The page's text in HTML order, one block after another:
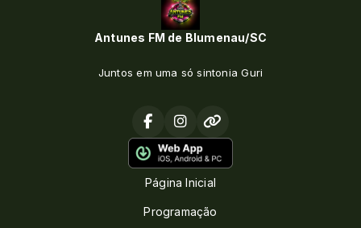
Antunes FM de Blumenau/SC
Juntos em uma só sintonia Guri
Página Inicial
Programação